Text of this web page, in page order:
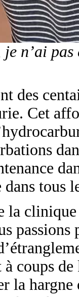
n’ai
des
Cet
tous
la
passions
coups
la